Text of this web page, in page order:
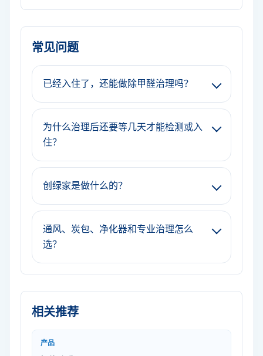
常见问题
已经入住了，还能做除甲醛治理吗？
为什么治理后还要等几天才能检测或入
住？
创绿家是做什么的？
通风、炭包、净化器和专业治理怎么
选？
相关推荐
产品